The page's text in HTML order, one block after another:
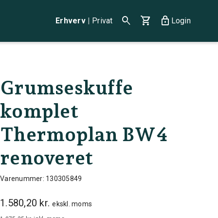
Erhverv | Privat search shopping_cart lock Login
Grumseskuffe
komplet
Thermoplan BW4
renoveret
Varenummer: 130305849
1.580,20 kr.ekskl. moms